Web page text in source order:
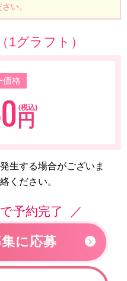
い。
1グラフト）
価格
円
(税込)
生する場合がございま
ください。
予約完了
に応募